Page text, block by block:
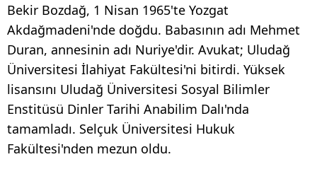
Bekir Bozdağ, 1 Nisan 1965'te Yozgat
Akdağmadeni'nde doğdu. Babasının adı Mehmet
Duran, annesinin adı Nuriye'dir. Avukat; Uludağ
Üniversitesi İlahiyat Fakültesi'ni bitirdi. Yüksek
lisansını Uludağ Üniversitesi Sosyal Bilimler
Enstitüsü Dinler Tarihi Anabilim Dalı'nda
tamamladı. Selçuk Üniversitesi Hukuk
Fakültesi'nden mezun oldu.